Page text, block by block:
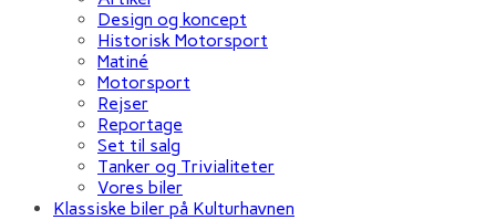
Design og koncept
Historisk Motorsport
Matiné
Motorsport
Rejser
Reportage
Set til salg
Tanker og Trivialiteter
Vores biler
Klassiske biler på Kulturhavnen